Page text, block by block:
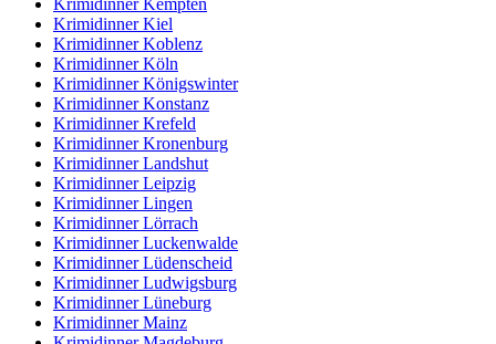
Krimidinner Kiel
Krimidinner Koblenz
Krimidinner Köln
Krimidinner Königswinter
Krimidinner Konstanz
Krimidinner Krefeld
Krimidinner Kronenburg
Krimidinner Landshut
Krimidinner Leipzig
Krimidinner Lingen
Krimidinner Lörrach
Krimidinner Luckenwalde
Krimidinner Lüdenscheid
Krimidinner Ludwigsburg
Krimidinner Lüneburg
Krimidinner Mainz